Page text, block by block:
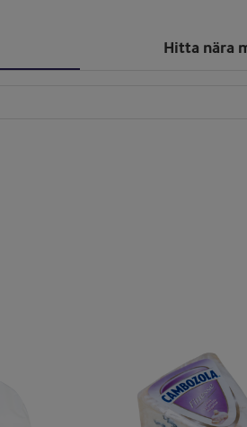
Hitta nära